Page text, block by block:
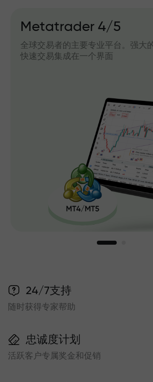
分析工具和
IFXGear
浏览器直接工作的
速访问和交易，非常
24/7支持
随时获得专家帮助
忠诚度计划
活跃客户专属奖金和促销